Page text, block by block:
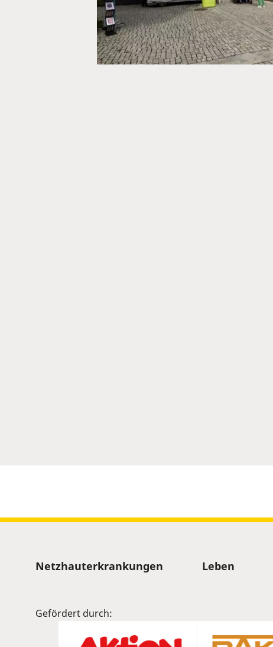
Sitemap
Netzhauterkrankungen Leben
Gefördert durch: